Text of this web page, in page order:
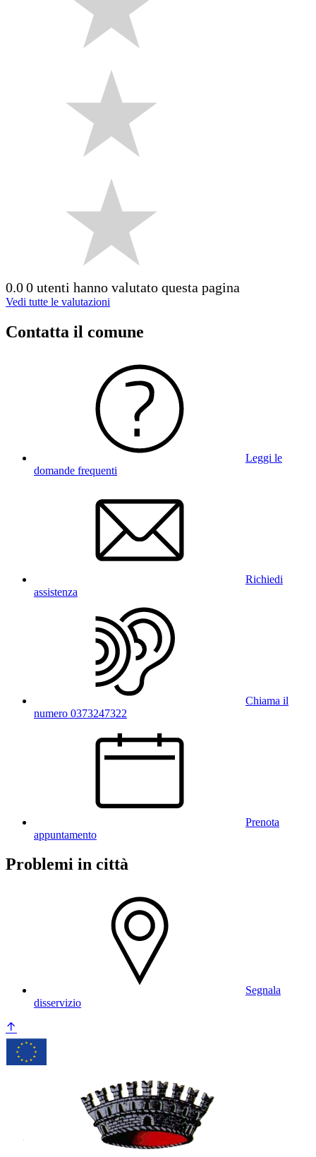
0.00 utenti hanno valutato questa pagina
Vedi tutte le valutazioni
Contatta il comune
Leggi le
domande frequenti
Richiedi
assistenza
Chiama il
numero 0373247322
Prenota
appuntamento
Problemi in città
Segnala
disservizio